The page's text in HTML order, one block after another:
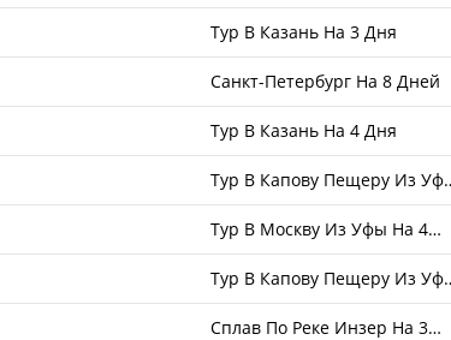
Тур В Казань На 3 Дня
Санкт-Петербург На 8 Дней
Тур В Казань На 4 Дня
Тур В Капову Пещеру Из
Тур В Москву Из Уфы На 4…
Тур В Капову Пещеру Из
Сплав По Реке Инзер На 3…